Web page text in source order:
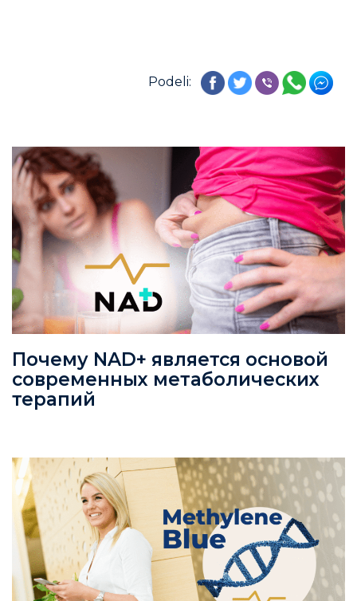
Podeli:
Почему NAD+ является основой
современных метаболических
терапий